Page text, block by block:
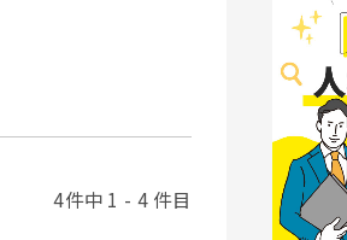
4件中 1 - 4 件目